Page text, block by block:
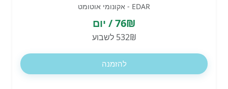
EDAR - אקונומי אוטומט
76₪ / יום
532₪ לשבוע
להזמנה